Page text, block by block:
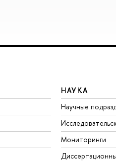
НАУКА
Научные
Мониторинги